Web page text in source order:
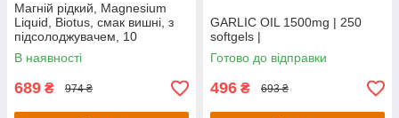
Магній рідкий, Magnesium
Liquid, Biotus, смак вишні, з
підсолоджувачем, 10
флаконів по 20 мл кожен
В наявності
689 ₴ 974 ₴
GARLIC OIL 1500mg | 250
softgels |
Готово до відправки
496 ₴ 693 ₴